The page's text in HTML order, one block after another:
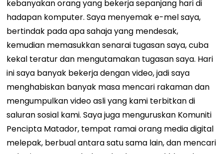
kebanyakan orang yang bekerja sepanjang hari di
hadapan komputer. Saya menyemak e-mel saya,
bertindak pada apa sahaja yang mendesak,
kemudian memasukkan senarai tugasan saya, cuba
kekal teratur dan mengutamakan tugasan saya. Hari
ini saya banyak bekerja dengan video, jadi saya
menghabiskan banyak masa mencari rakaman dan
mengumpulkan video asli yang kami terbitkan di
saluran sosial kami. Saya juga menguruskan Komuniti
Pencipta Matador, tempat ramai orang media digital
melepak, berbual antara satu sama lain, dan mencari